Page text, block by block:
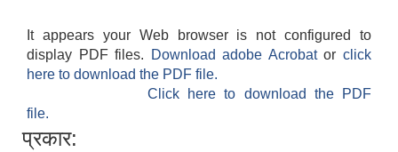
It appears your Web browser is not configured to
display PDF files.
Download adobe Acrobatorclick
here to download the PDF file.
Click here to download the PDF
file.
प्रकार: